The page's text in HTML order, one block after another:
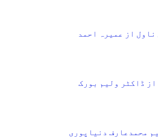
از عمیرہ احمد
ڈاکٹر ولیم بورک
محمدعارف دنیاپوری